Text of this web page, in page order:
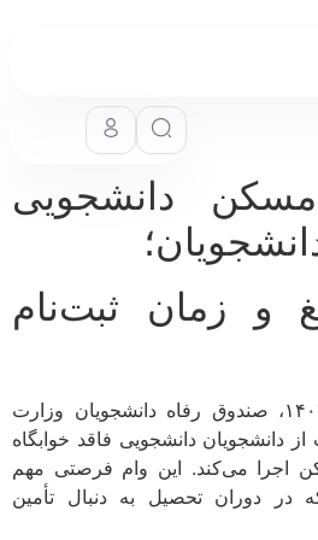
دانشجویی
زمان ثبت‌نام
سال تحصیلی ۱۴۰۳–۱۴۰۴، صندوق رفاه دانشجویان وزارت
دانشجویی فاقد خوابگاه
می‌کند. این وام فرصتی مهم
تحصیل به دنبال تأمین